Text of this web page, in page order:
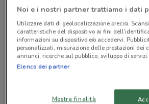
Offerte volantini e cataloghi per
ENNA
Noi e i nostri partner trattiamo i dati
Utilizzare dati di geolocalizzazione precisi.
caratteristiche del dispositivo ai fini
informazioni su dispositivo e/o accedervi.
personalizzati, misurazione delle prestazioni dei
annunci, ricerche sul pubblico, sviluppo di servizi.
Elenco dei partner
Mostra finalità